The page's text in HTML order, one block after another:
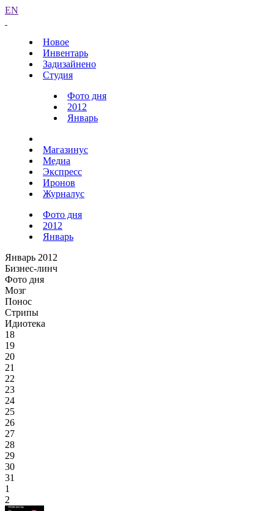
EN
Новое
Инвентарь
Задизайнено
Студия
Фото дня
2012
Январь
Магазинус
Медиа
Экспресс
Иронов
Журналус
Фото дня
2012
Январь
Январь 2012
Бизнес-линч
Фото дня
Мозг
Понос
Стрипы
Идиотека
18
19
20
21
22
23
24
25
26
27
28
29
30
31
1
2